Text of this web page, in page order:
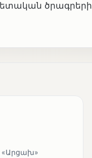
ծրագրերի
«Արցախ»